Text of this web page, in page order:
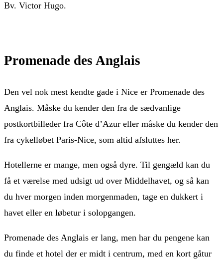
Bv. Victor Hugo.
Promenade des Anglais
Den vel nok mest kendte gade i Nice er Promenade des
Anglais. Måske du kender den fra de sædvanlige
postkortbilleder fra Côte d’Azur eller måske du kender den
fra cykelløbet Paris-Nice, som altid afsluttes her.
Hotellerne er mange, men også dyre. Til gengæld kan du
få et værelse med udsigt ud over Middelhavet, og så kan
du hver morgen inden morgenmaden, tage en dukkert i
havet eller en løbetur i solopgangen.
Promenade des Anglais er lang, men har du pengene kan
du finde et hotel der er midt i centrum, med en kort gåtur